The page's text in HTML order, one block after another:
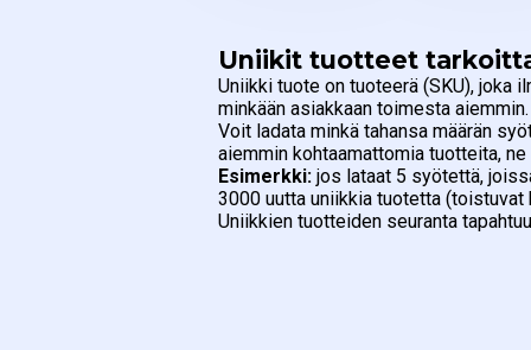
Uniikit tuotteet
Uniikki tuote on tuoteerä (SKU), joka
minkään asiakkaan toimesta aiemmin.
Voit ladata minkä tahansa määrän
aiemmin kohtaamattomia tuotteita,
Esimerkki: jos lataat 5 syötettä,
3000 uutta uniikkia tuotetta (toistuvat
Uniikkien tuotteiden seuranta